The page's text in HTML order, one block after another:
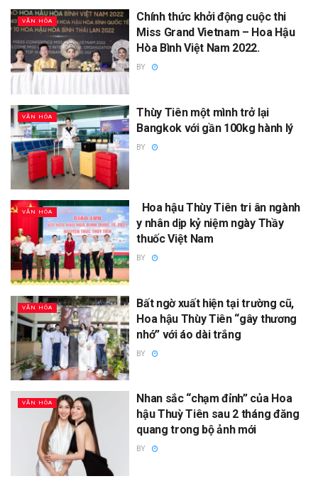
VĂN HÓA
Chính thức khởi động cuộc thi
Miss Grand Vietnam – Hoa Hậu
Hòa Bình Việt Nam 2022.
BY
VĂN HÓA
Thùy Tiên một mình trở lại
Bangkok với gần 100kg hành lý
BY
VĂN HÓA
Hoa hậu Thùy Tiên tri ân ngành
y nhân dịp kỷ niệm ngày Thầy
thuốc Việt Nam
BY
VĂN HÓA
Bất ngờ xuất hiện tại trường cũ,
Hoa hậu Thùy Tiên “gây thương
nhớ” với áo dài trắng
BY
VĂN HÓA
Nhan sắc “chạm đỉnh” của Hoa
hậu Thuỳ Tiên sau 2 tháng đăng
quang trong bộ ảnh mới
BY